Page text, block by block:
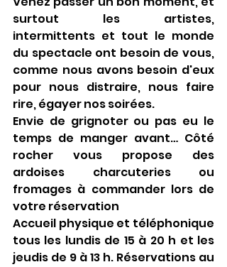
surtout les artistes,
intermittents et tout le monde
du spectacle ont besoin de vous,
comme nous avons besoin d'eux
pour nous distraire, nous faire
rire, égayer nos soirées.
Envie de grignoter ou pas eu le
temps de manger avant… Côté
rocher vous propose des
ardoises charcuteries ou
fromages à commander lors de
votre réservation
Accueil physique et téléphonique
tous les lundis de 15 à 20 h et les
jeudis de 9 à 13 h. Réservations au